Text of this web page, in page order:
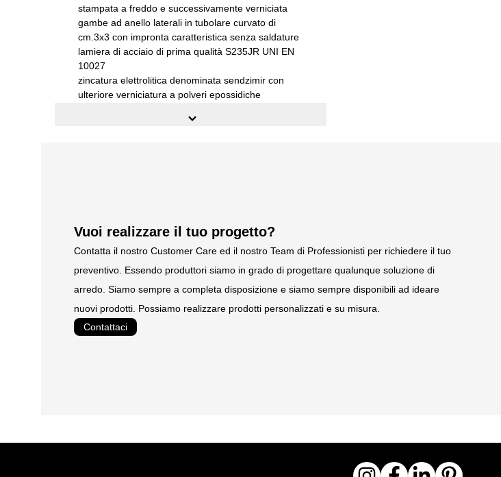
stampata a freddo e successivamente verniciata
gambe ad anello laterali in tubolare curvato di
cm.3x3 con impronta caratteristica senza saldature
lamiera di acciaio di prima qualità S235JR UNI EN
10027
zincatura elettrolitica denominata sendzimir con
ulteriore verniciatura a polveri epossidiche
posizionato su piedini regolabili
Vuoi realizzare il tuo progetto?
Contatta il nostro Customer Care ed il nostro Team di Professionisti per richiedere il tuo
preventivo. Essendo produttori siamo in grado di progettare qualunque soluzione di
arredo. Siamo sempre a completa disposizione e siamo sempre disponibili ad ideare
nuovi prodotti. Possiamo realizzare prodotti personalizzati e su misura.
Contattaci